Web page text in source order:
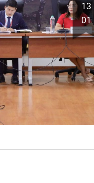
13
01